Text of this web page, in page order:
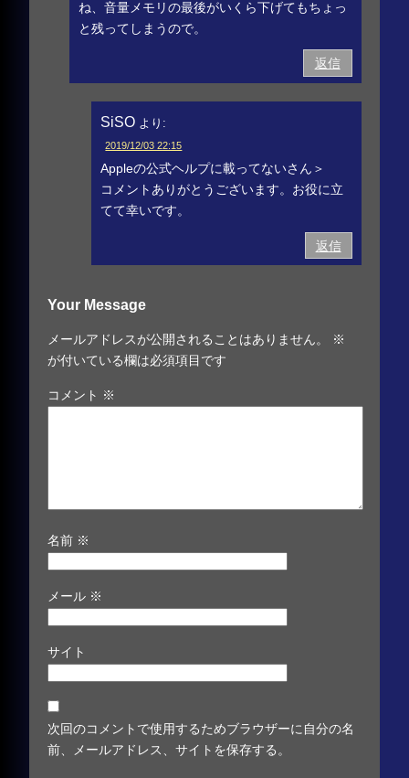
ね、音量メモリの最後がいくら下げてもちょっ
と残ってしまうので。
返信
SiSO より:
2019/12/03 22:15
Appleの公式ヘルプに載ってないさん＞
コメントありがとうございます。お役に立
てて幸いです。
返信
Your Message
メールアドレスが公開されることはありません。
※
が付いている欄は必須項目です
コメント ※
名前 ※
メール ※
サイト
次回のコメントで使用するためブラウザーに自分の名
前、メールアドレス、サイトを保存する。